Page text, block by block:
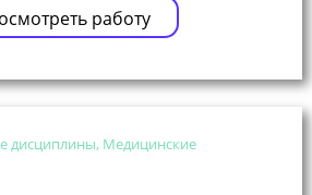
работу
дисциплины, Медицинские